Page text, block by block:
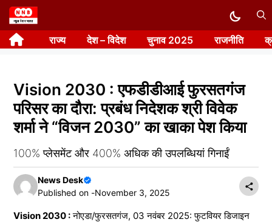
Skip
to
content राज्य देश – विदेश चुनाव 2025 राजनीति
Vision 2030 : एफडीडीआई फुरसतगंज
परिसर का दौरा: प्रबंध निदेशक श्री विवेक
शर्मा ने “विजन 2030” का खाका पेश किया
100% प्लेसमेंट और 400% अधिक की उपलब्धियां गिनाईं
News Desk
Published on -November 3, 2025
Vision 2030 :नोएडा/फुरसतगंज, 03 नवंबर 2025: फुटवियर डिजाइन